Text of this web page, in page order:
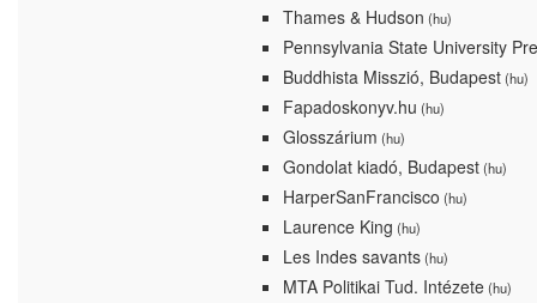
Thames & Hudson (hu)
Pennsylvania State University
Buddhista Misszió, Budapest(hu)
Fapadoskonyv.hu (hu)
Glosszárium (hu)
Gondolat kiadó, Budapest(hu)
HarperSanFrancisco (hu)
Laurence King (hu)
Les Indes savants(hu)
MTA Politikai Tud. Intézete(hu)